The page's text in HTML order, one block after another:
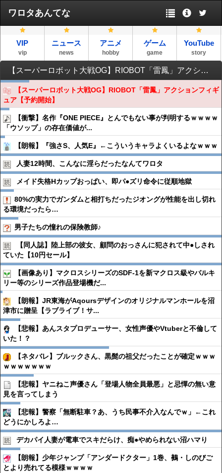
ワロタあんてな
VIP
vip
ニュース
news
アニメ
hobby
ゲーム
game
YouTube
story
【スーパーロボット大戦OG】RIOBOT「雷鳳」アクションフィギュア【予約開始】
【スーパーロボット大戦OG】RIOBOT「雷鳳」アクションフィギ
ュア【予約開始】
【衝撃】名作『ONE PIECE』とんでもない事が判明するｗｗｗｗ
「ウソップ」の存在価値が...
【朗報】『強さS、人気E』←こういうキャラよくいるよなｗｗｗ
人妻12時間、こんなに淫らだったなんてワロタ
メイド失格Hカップおっぱい、即パ●︎ズリ命令に従順地獄
80%の実力でガンダムと相打ちだったジオングが性能を出し切れ
る環境だったら…
男子たちの憧れの保険教師♪
【同人誌】陸上部の彼女、顧問のおっさんに犯されて中●︎しされ
ていた【10円セール】
【画像あり】マクロスシリーズのSDF-1を新マクロス級やバルキ
リー等のシリーズ作品登場機だ...
【朗報】JR東海がAqoursデザインのオリジナルマンホールを沼
津市に贈呈【ラブライブ！サ...
【悲報】あんスタプロデューサー、女性声優やVtuberと不倫して
いた！？
【ネタバレ】ブルックさん、黒髭の祖父だったことが確定ｗｗｗ
ｗｗｗｗｗｗｗ
【悲報】ヤニねこ声優さん「登場人物全員最悪」と忌憚の無い意
見を言ってしまう
【悲報】警察「無断駐車？あ、うち民事不介入なんでｗ」←これ
どうにかしろよ…
デカパイ人妻が電車でスキだらけ、痴●︎やめられない沼ハマり
【朗報】少年ジャンプ「アンダードクター」1巻、鵺・しのびご
とより売れてる模様ｗｗｗｗ